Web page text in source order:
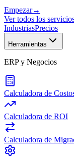
Empezar→
Ver todos los
IndustriasPrecios
Herramientas
ERP y Negocios
Calculadora de
Calculadora de ROI
Calculadora de